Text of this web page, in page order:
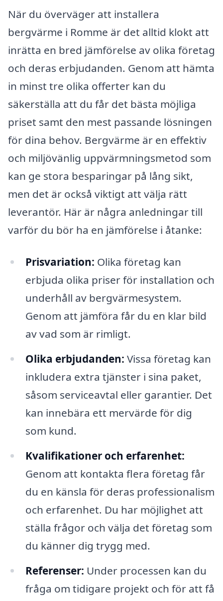
När du överväger att installera
bergvärme i Romme är det alltid klokt att
inrätta en bred jämförelse av olika företag
och deras erbjudanden. Genom att hämta
in minst tre olika offerter kan du
säkerställa att du får det bästa möjliga
priset samt den mest passande lösningen
för dina behov. Bergvärme är en effektiv
och miljövänlig uppvärmningsmetod som
kan ge stora besparingar på lång sikt,
men det är också viktigt att välja rätt
leverantör. Här är några anledningar till
varför du bör ha en jämförelse i åtanke:
Prisvariation: Olika företag kan
erbjuda olika priser för installation och
underhåll av bergvärmesystem.
Genom att jämföra får du en klar bild
av vad som är rimligt.
Olika erbjudanden: Vissa företag kan
inkludera extra tjänster i sina paket,
såsom serviceavtal eller garantier. Det
kan innebära ett mervärde för dig
som kund.
Kvalifikationer och erfarenhet:
Genom att kontakta flera företag får
du en känsla för deras professionalism
och erfarenhet. Du har möjlighet att
ställa frågor och välja det företag som
du känner dig trygg med.
Referenser: Under processen kan du
fråga om tidigare projekt och för att få